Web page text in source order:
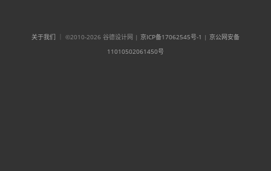
关于我们 ｜ ©2010-2026 谷德设计网 | 京ICP备17062545号-1 | 京公网安备
11010502061450号